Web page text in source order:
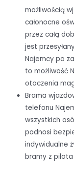
możliwością
całonocne
przez całą
jest
Najemcy po
to możliwość
otoczenia
Brama
telefonu
wszystkich
podnosi
indywidualne
bramy z